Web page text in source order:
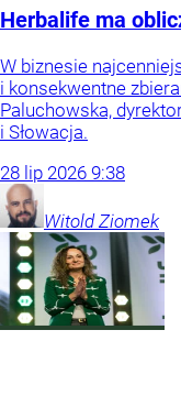
Herbalife ma
W biznesie
i konsekwentne
Paluchowska,
i Słowacja.
28 lip 2026 9:38
Witold Ziomek